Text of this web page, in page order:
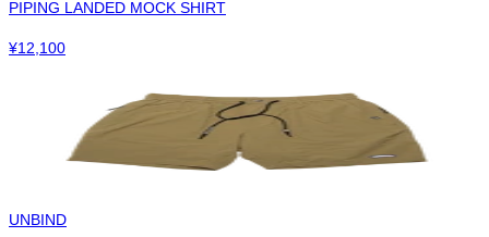
PIPING LANDED MOCK SHIRT
¥12,100
UNBIND